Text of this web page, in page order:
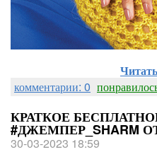
комментарии: 0
КРАТКОЕ
#ДЖЕМПЕР_SHARM
30-03-2023 18:59